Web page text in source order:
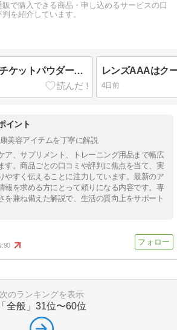
販で購入できる商品・申し込めるサービスの口
を紹介しています。
ubuyu（ウブユ）エチケットパウダーウォッシュはワキ専用酵素パウダー
4日前
イント
美容アイテムを丁寧に解説
ア、サプリメント、トレーニング用品まで幅広
す。商品ごとの口コミや評判に焦点を当て、実
やすく伝えることに注力しています。最新のア
報を求める方にとって頼りになる内容です。専
を兼ね備えた解説で、生活の質向上をサポート
90
次のランキングを表示
「全般」 31位〜60位